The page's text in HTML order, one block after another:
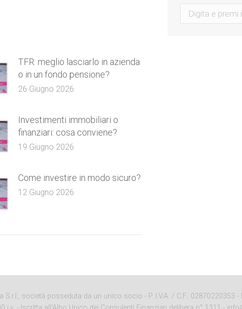
TFR: meglio lasciarlo in azienda
o in un fondo pensione?
26 Giugno 2026
Investimenti immobiliari o
finanziari: cosa conviene?
19 Giugno 2026
Come investire in modo sicuro?
12 Giugno 2026
Search:
società posseduta da un unico socio - P. I.V.A. / C.F.: 02870220353 -